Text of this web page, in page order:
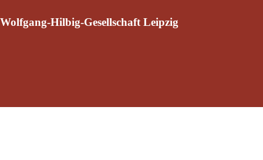
Wolfgang-Hilbig-Gesellschaft Leipzig